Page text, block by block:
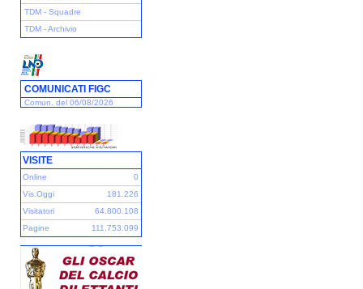
TDM - Squadre
TDM - Archivio
COMUNICATI FIGC
Comun. del 06/08/2026
VISITE
Online
0
Vis.Oggi
181.226
Visitatori
64.800.108
Pagine
111.753.099